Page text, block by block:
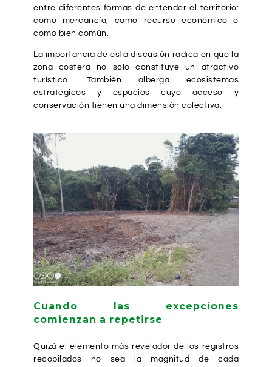
entre diferentes formas de entender el territorio:
como mercancía, como recurso económico o
como bien común.
La importancia de esta discusión radica en que la
zona costera no solo constituye un atractivo
turístico. También alberga ecosistemas
estratégicos y espacios cuyo acceso y
conservación tienen una dimensión colectiva.
Cuando las excepciones
comienzan a repetirse
Quizá el elemento más revelador de los registros
recopilados no sea la magnitud de cada